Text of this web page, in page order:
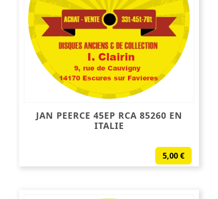
JAN PEERCE 45EP RCA 85260 EN
ITALIE
5,00€